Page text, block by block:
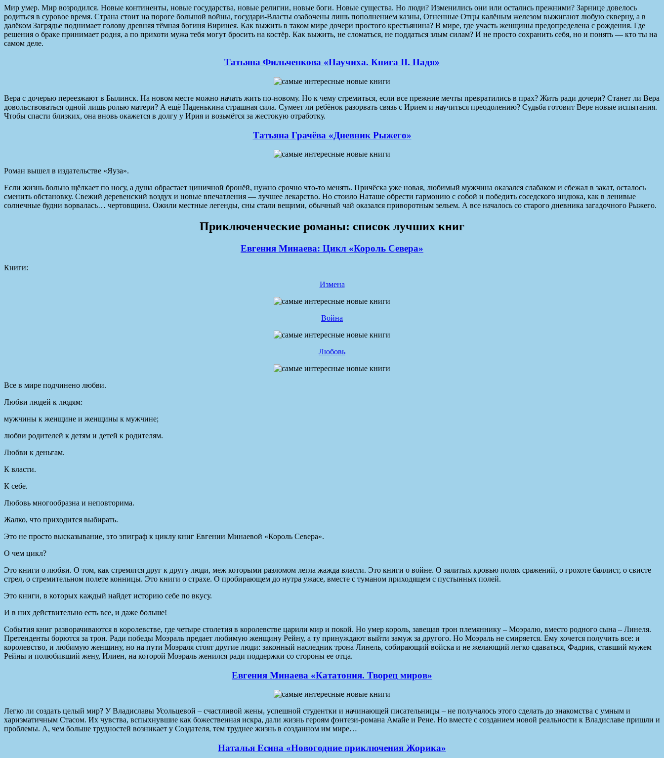
Мир умер. Мир возродился. Новые континенты, новые государства, новые религии, новые боги. Новые существа. Но люди? Изменились они или остались прежними? Зарнице довелось
родиться в суровое время. Страна стоит на пороге большой войны, государи-Власты озабочены лишь пополнением казны, Огненные Отцы калёным железом выжигают любую скверну, а в
далёком Загрядье поднимает голову древняя тёмная богиня Виринея. Как выжить в таком мире дочери простого крестьянина? В мире, где участь женщины предопределена с рождения. Где
решения о браке принимает родня, а по прихоти мужа тебя могут бросить на костёр. Как выжить, не сломаться, не поддаться злым силам? И не просто сохранить себя, но и понять — кто ты на
самом деле.
Татьяна Фильченкова «Паучиха. Книга II. Надя»
Вера с дочерью переезжают в Былинск. На новом месте можно начать жить по-новому. Но к чему стремиться, если все прежние мечты превратились в прах? Жить ради дочери? Станет ли Вера
довольствоваться одной лишь ролью матери? А ещё Наденькина страшная сила. Сумеет ли ребёнок разорвать связь с Ирием и научиться преодолению? Судьба готовит Вере новые испытания.
Чтобы спасти близких, она вновь окажется в долгу у Ирия и возьмётся за жестокую отработку.
Татьяна Грачёва «Дневник Рыжего»
Роман вышел в издательстве «Яуза».
Если жизнь больно щёлкает по носу, а душа обрастает циничной бронёй, нужно срочно что-то менять. Причёска уже новая, любимый мужчина оказался слабаком и сбежал в закат, осталось
сменить обстановку. Свежий деревенский воздух и новые впечатления — лучшее лекарство. Но стоило Наташе обрести гармонию с собой и победить соседского индюка, как в ленивые
солнечные будни ворвалась… чертовщина. Ожили местные легенды, сны стали вещими, обычный чай оказался приворотным зельем. А все началось со старого дневника загадочного Рыжего.
Приключенческие романы: список лучших книг
Евгения Минаева: Цикл «Король Севера»
Книги:
Измена
Война
Любовь
Все в мире подчинено любви.
Любви людей к людям:
мужчины к женщине и женщины к мужчине;
любви родителей к детям и детей к родителям.
Любви к деньгам.
К власти.
К себе.
Любовь многообразна и неповторима.
Жалко, что приходится выбирать.
Это не просто высказывание, это эпиграф к циклу книг Евгении Минаевой «Король Севера».
О чем цикл?
Это книги о любви. О том, как стремятся друг к другу люди, меж которыми разломом легла жажда власти. Это книги о войне. О залитых кровью полях сражений, о грохоте баллист, о свисте
стрел, о стремительном полете конницы. Это книги о страхе. О пробирающем до нутра ужасе, вместе с туманом приходящем с пустынных полей.
Это книги, в которых каждый найдет историю себе по вкусу.
И в них действительно есть все, и даже больше!
События книг разворачиваются в королевстве, где четыре столетия в королевстве царили мир и покой. Но умер король, завещав трон племяннику – Моэралю, вместо родного сына – Линеля.
Претенденты борются за трон. Ради победы Моэраль предает любимую женщину Рейну, а ту принуждают выйти замуж за другого. Но Моэраль не смиряется. Ему хочется получить все: и
королевство, и любимую женщину, но на пути Моэраля стоят другие люди: законный наследник трона Линель, собирающий войска и не желающий легко сдаваться, Фадрик, ставший мужем
Рейны и полюбивший жену, Илиен, на которой Моэраль женился ради поддержки со стороны ее отца.
Евгения Минаева «Кататония. Творец миров»
Легко ли создать целый мир? У Владиславы Усольцевой – счастливой жены, успешной студентки и начинающей писательницы – не получалось этого сделать до знакомства с умным и
харизматичным Стасом. Их чувства, вспыхнувшие как божественная искра, дали жизнь героям фэнтези-романа Амайе и Рене. Но вместе с созданием новой реальности к Владиславе пришли и
проблемы. А, чем больше трудностей возникает у Создателя, тем труднее жизнь в созданном им мире…
Наталья Есина «Новогодние приключения Жорика»